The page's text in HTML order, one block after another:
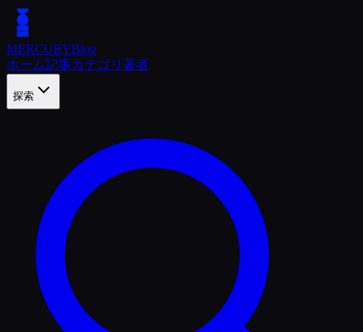
MERCURYBlog
ホーム記事カテゴリ 著者
探索